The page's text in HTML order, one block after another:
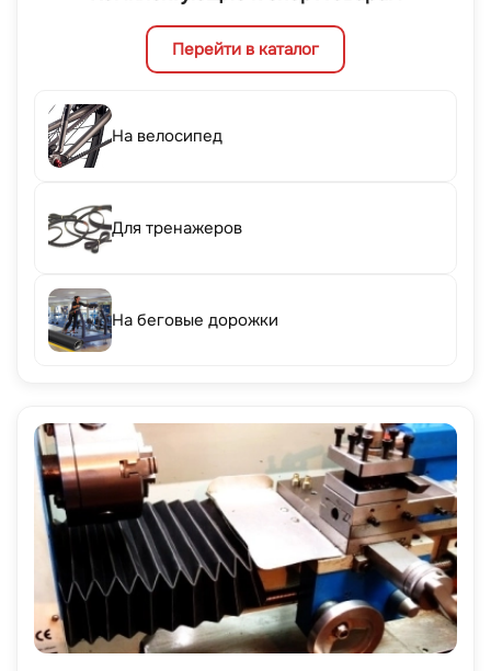
Перейти в каталог
На велосипед
Для тренажеров
На беговые дорожки